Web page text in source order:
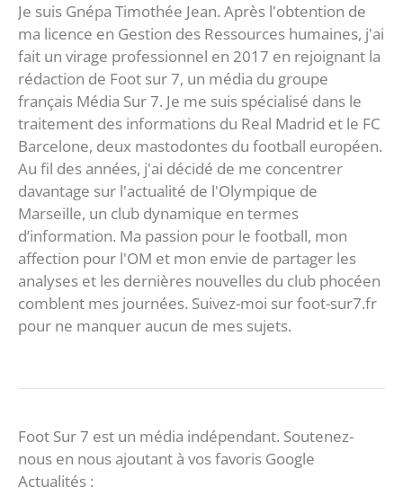
Je suis Gnépa Timothée Jean. Après l'obtention de
ma licence en Gestion des Ressources humaines, j'ai
fait un virage professionnel en 2017 en rejoignant la
rédaction de Foot sur 7, un média du groupe
français Média Sur 7. Je me suis spécialisé dans le
traitement des informations du Real Madrid et le FC
Barcelone, deux mastodontes du football européen.
Au fil des années, j'ai décidé de me concentrer
davantage sur l'actualité de l'Olympique de
Marseille, un club dynamique en termes
d’information. Ma passion pour le football, mon
affection pour l'OM et mon envie de partager les
analyses et les dernières nouvelles du club phocéen
comblent mes journées. Suivez-moi sur foot-sur7.fr
pour ne manquer aucun de mes sujets.
Foot Sur 7 est un média indépendant. Soutenez-
nous en nous ajoutant à vos favoris Google
Actualités :